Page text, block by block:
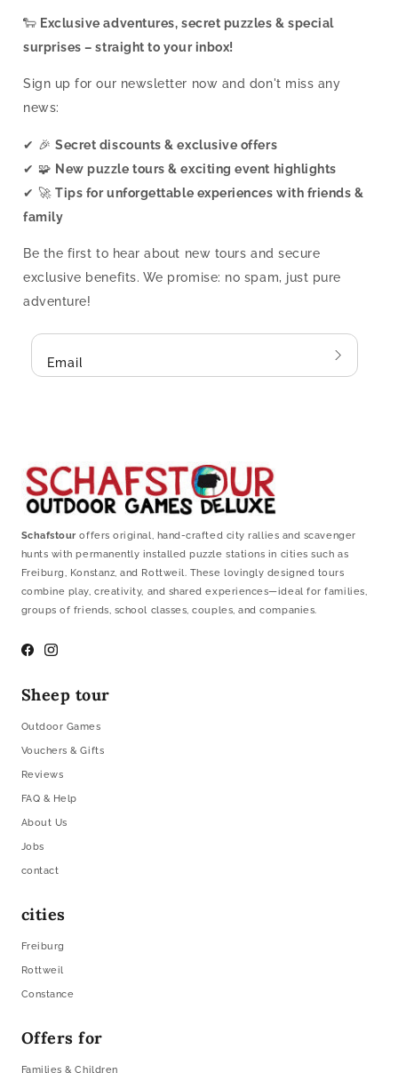
🐑 Exclusive adventures, secret puzzles & special
surprises – straight to your inbox!
Sign up for our newsletter now and don't miss any
news:
✔ 🎉Secret discounts & exclusive offers
✔ 🧩 New puzzle tours & exciting event highlights
✔ 🚀Tips for unforgettable experiences with friends &
family
Be the first to hear about new tours and secure
exclusive benefits. We promise: no spam, just pure
adventure!
Email
Schafstour offers original, hand-crafted city rallies and scavenger
hunts with permanently installed puzzle stations in cities such as
Freiburg, Konstanz, and Rottweil. These lovingly designed tours
combine play, creativity, and shared experiences—ideal for families,
groups of friends, school classes, couples, and companies.
Facebook
Instagram
Sheep tour
Outdoor Games
Vouchers & Gifts
Reviews
FAQ & Help
About Us
Jobs
contact
cities
Freiburg
Rottweil
Constance
Offers for
Families & Children